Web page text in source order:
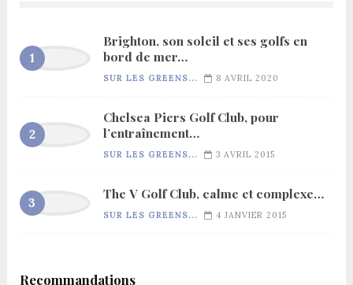
Brighton, son soleil et ses golfs en
bord de mer…
SUR LES GREENS... 8 AVRIL 2020
Chelsea Piers Golf Club, pour
l’entraînement…
SUR LES GREENS... 3 AVRIL 2015
The V Golf Club, calme et complexe…
SUR LES GREENS... 4 JANVIER 2015
Recommandations